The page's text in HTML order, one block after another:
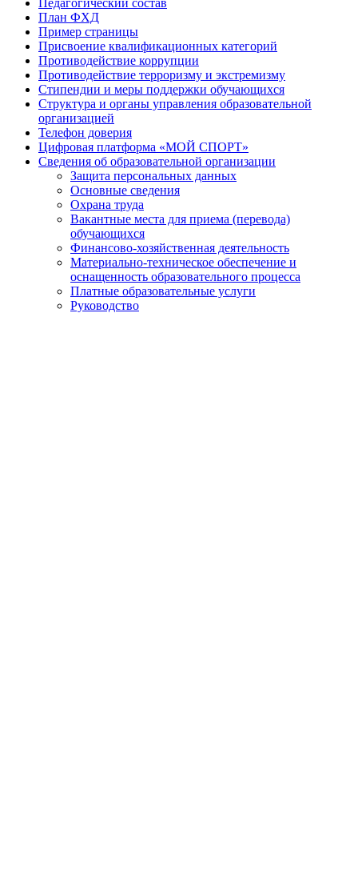
План ФХД
Пример страницы
Присвоение квалификационных категорий
Противодействие коррупции
Противодействие терроризму и экстремизму
Стипендии и меры поддержки обучающихся
Структура и органы управления образовательной
организацией
Телефон доверия
Цифровая платформа «МОЙ СПОРТ»
Сведения об образовательной организации
Защита персональных данных
Основные сведения
Охрана труда
Вакантные места для приема (перевода)
обучающихся
Финансово-хозяйственная деятельность
Материально-техническое обеспечение и
оснащенность образовательного процесса
Платные образовательные услуги
Руководство